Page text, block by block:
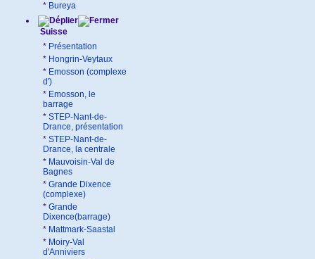
* Bureya
Suisse
* Présentation
* Hongrin-Veytaux
* Emosson (complexe
d')
* Emosson, le
barrage
* STEP-Nant-de-
Drance, présentation
* STEP-Nant-de-
Drance, la centrale
* Mauvoisin-Val de
Bagnes
* Grande Dixence
(complexe)
* Grande
Dixence(barrage)
* Mattmark-Saastal
* Moiry-Val
d'Anniviers